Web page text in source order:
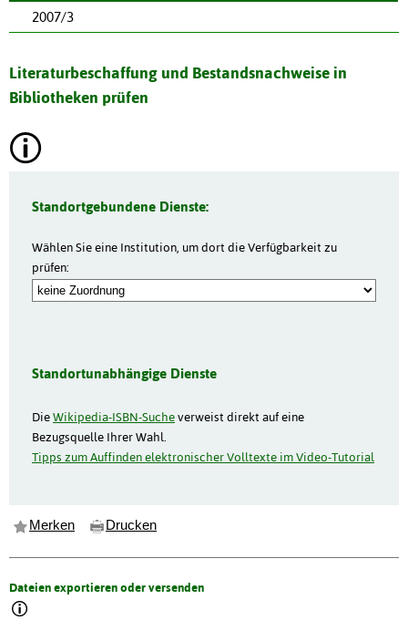
2007/3
Literaturbeschaffung und Bestandsnachweise in
Bibliotheken prüfen
Standortgebundene Dienste:
Wählen Sie eine Institution, um dort die Verfügbarkeit zu
prüfen:
Standortunabhängige Dienste
DieWikipedia-ISBN-Sucheverweist direkt auf eine
Bezugsquelle Ihrer Wahl.
Tipps zum Auffinden elektronischer Volltexte im Video-Tutorial
Merken Drucken
Dateien exportieren oder versenden